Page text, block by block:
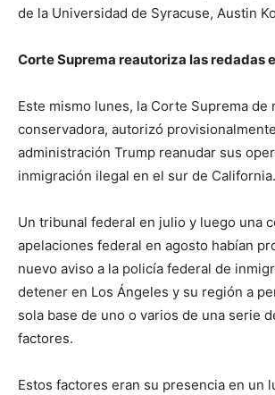
de la Universidad de Syracuse, Austin
Corte Suprema reautoriza las redadas
Este mismo lunes, la Corte Suprema de
conservadora, autorizó
administración Trump reanudar sus
inmigración ilegal en el sur de California.
Un tribunal federal en julio y luego una
apelaciones federal en agosto habían
nuevo aviso a la policía federal de
detener en Los Ángeles y su región a
sola base de uno o varios de una serie
factores.
Estos factores eran su presencia en un